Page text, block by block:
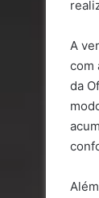
A
com
da